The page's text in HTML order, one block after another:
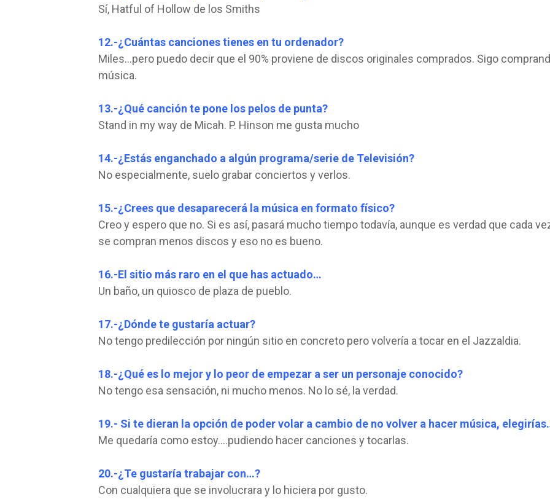
Sí, Hatful of Hollow de los Smiths
12.-¿Cuántas canciones tienes en tu ordenador?
Miles…pero puedo decir que el 90% proviene de discos originales comprados. Sigo
música.
13.-¿Qué canción te pone los pelos de punta?
Stand in my way de Micah. P. Hinson me gusta mucho
14.-¿Estás enganchado a algún programa/serie de Televisión?
No especialmente, suelo grabar conciertos y verlos.
15.-¿Crees que desaparecerá la música en formato físico?
Creo y espero que no. Si es así, pasará mucho tiempo todavía, aunque es verdad que cada
se compran menos discos y eso no es bueno.
16.-El sitio más raro en el que has actuado…
Un baño, un quiosco de plaza de pueblo.
17.-¿Dónde te gustaría actuar?
No tengo predilección por ningún sitio en concreto pero volvería a tocar en el Jazzaldia.
18.-¿Qué es lo mejor y lo peor de empezar a ser un personaje conocido?
No tengo esa sensación, ni mucho menos. No lo sé, la verdad.
19.- Si te dieran la opción de poder volar a cambio de no volver a hacer música,
Me quedaría como estoy….pudiendo hacer canciones y tocarlas.
20.-¿Te gustaría trabajar con…?
Con cualquiera que se involucrara y lo hiciera por gusto.